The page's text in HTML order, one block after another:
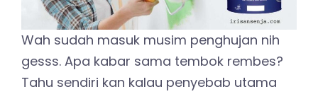
Wah sudah masuk musim penghujan nih
gesss. Apa kabar sama tembok rembes?
Tahu sendiri kan kalau penyebab utama